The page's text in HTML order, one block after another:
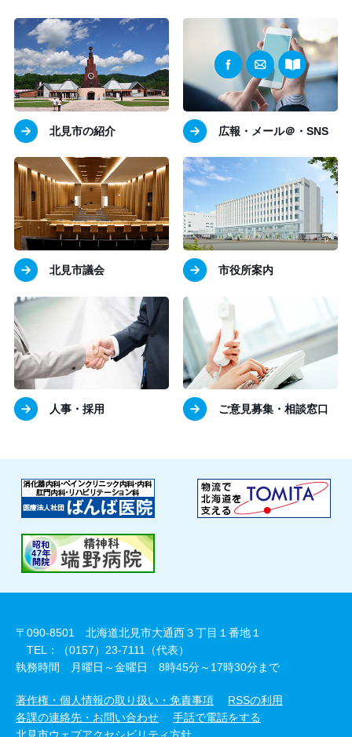
北見市の紹介 広報・メール＠・SNS
北見市議会 市役所案内
人事・採用 ご意見募集・相談窓口
〒090-8501 北海道北見市大通西３丁目１番地１
TEL：（0157）23-7111（代表）
執務時間 月曜日～金曜日 8時45分～17時30分まで
著作権・個人情報の取り扱い・免責事項
RSSの利用
各課の連絡先・お問い合わせ
手話で電話をする